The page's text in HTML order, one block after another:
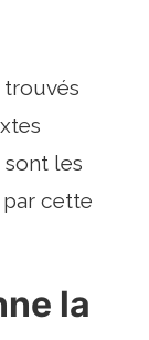
les
cette
la